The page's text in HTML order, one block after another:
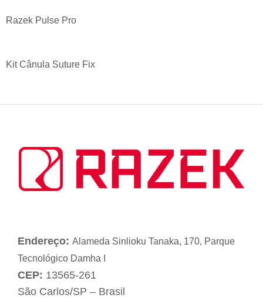
Razek Pulse Pro
Kit Cânula Suture Fix
Endereço: Alameda Sinlioku Tanaka, 170, Parque
Tecnológico Damha I
CEP: 13565-261
São Carlos/SP – Brasil